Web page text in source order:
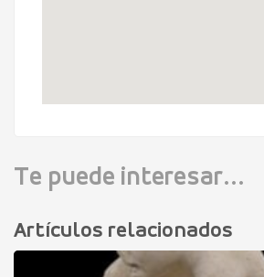
Te puede interesar...
Artículos relacionados